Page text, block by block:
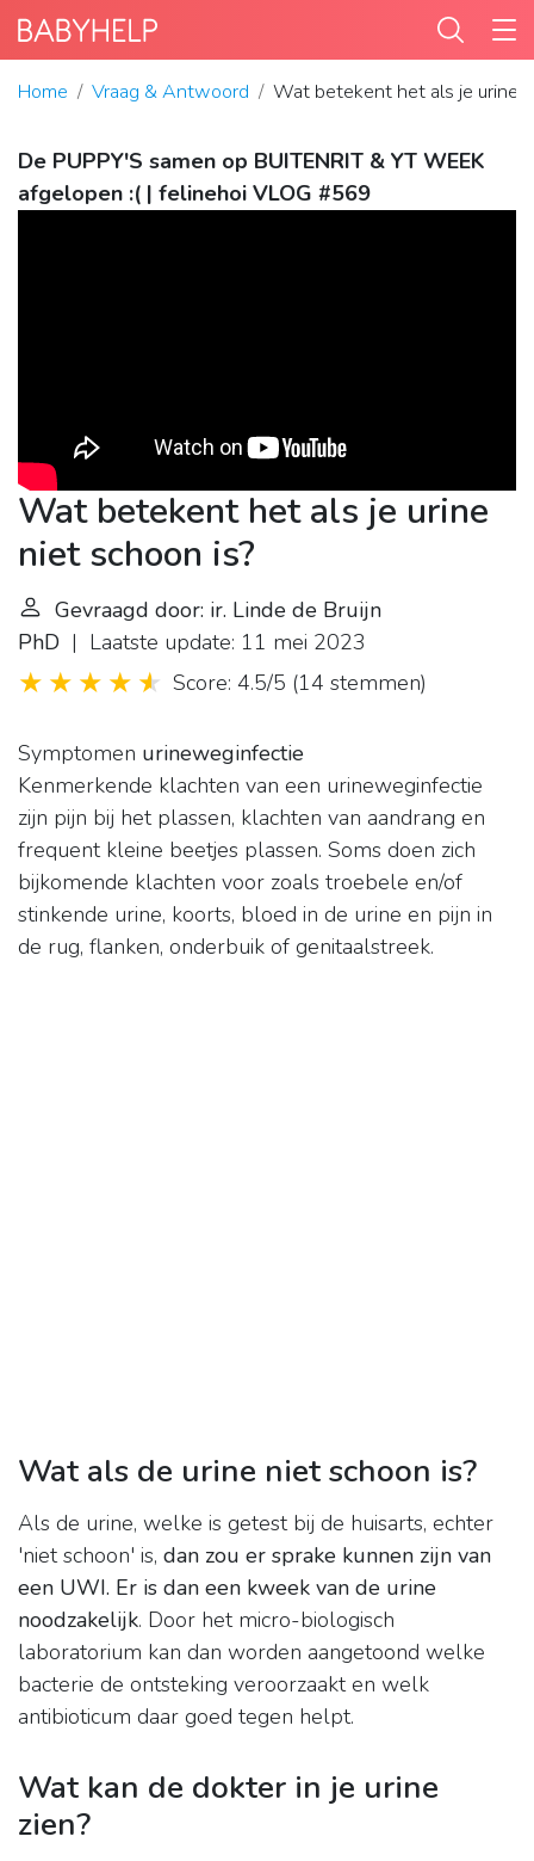
Home Vraag & Antwoord Wat betekent het als je urine
De PUPPY'S samen op BUITENRIT & YT WEEK
afgelopen :( | felinehoi VLOG #569
Wat betekent het als je urine
niet schoon is?
Gevraagd door: ir. Linde de Bruijn
PhD | Laatste update: 11 mei 2023
Score: 4.5/5 (14 stemmen)
Symptomen urineweginfectie
Kenmerkende klachten van een urineweginfectie
zijn pijn bij het plassen, klachten van aandrang en
frequent kleine beetjes plassen. Soms doen zich
bijkomende klachten voor zoals troebele en/of
stinkende urine, koorts, bloed in de urine en pijn in
de rug, flanken, onderbuik of genitaalstreek.
Wat als de urine niet schoon is?
Als de urine, welke is getest bij de huisarts, echter
'niet schoon' is, dan zou er sprake kunnen zijn van
een UWI. Er is dan een kweek van de urine
noodzakelijk. Door het micro-biologisch
laboratorium kan dan worden aangetoond welke
bacterie de ontsteking veroorzaakt en welk
antibioticum daar goed tegen helpt.
Wat kan de dokter in je urine
zien?